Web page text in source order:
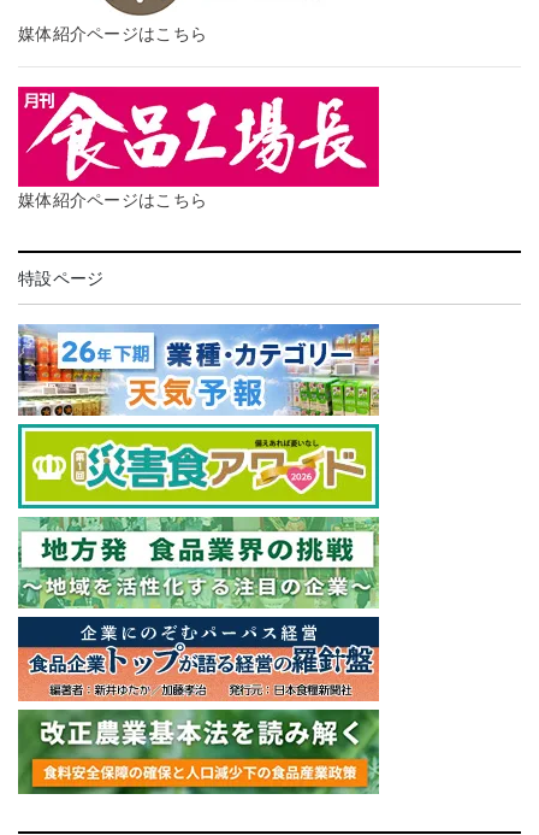
媒体紹介ページはこちら
媒体紹介ページはこちら
特設ページ